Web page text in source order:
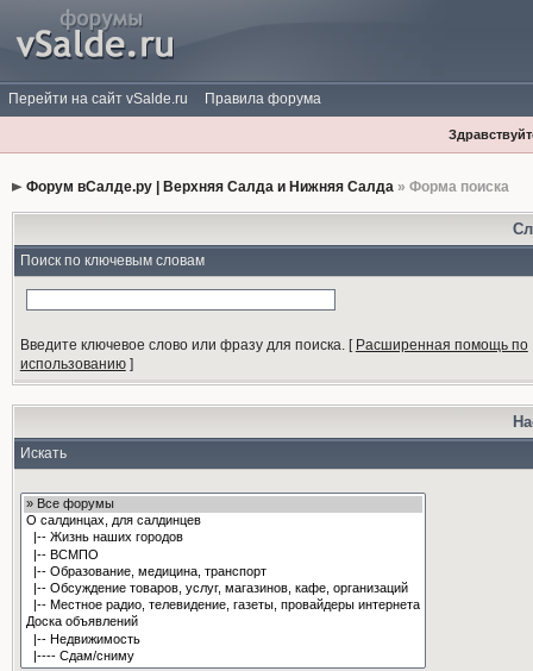
Перейти на сайт vSalde.ru Правила форума
Форум вСалде.ру | Верхняя Салда и Нижняя Салда» Форма поиска
Поиск по ключевым словам
Введите ключевое слово или фразу для поиска.[ Расширенная помощь по
использованию]
Искать